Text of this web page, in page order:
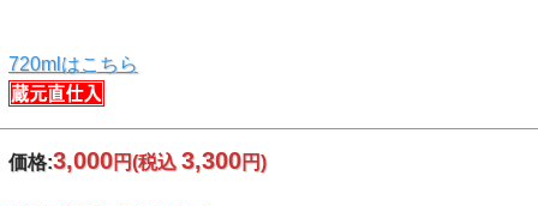
720mlはこちら
価格:3,000円(税込 3,300円)